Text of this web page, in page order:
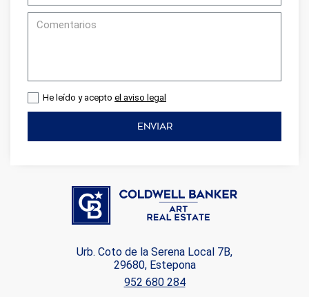
He leído y acepto el aviso legal
ENVIAR
Urb. Coto de la Serena Local 7B,
29680, Estepona
952 680 284